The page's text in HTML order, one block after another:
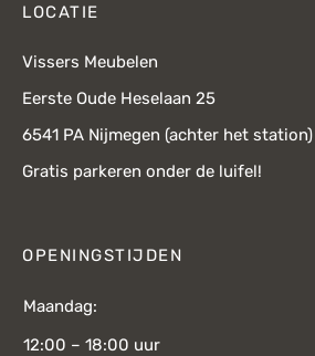
LOCATIE
Vissers Meubelen
Eerste Oude Heselaan 25
6541 PA Nijmegen (achter het station)
Gratis parkeren onder de luifel!
OPENINGSTIJDEN
Maandag:
12:00 – 18:00 uur